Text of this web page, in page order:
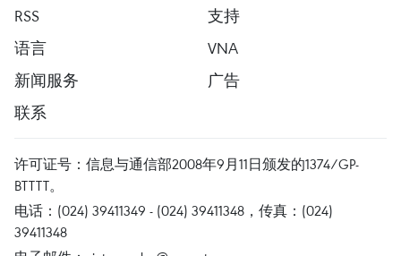
RSS
支持
语言
VNA
新闻服务
广告
联系
许可证号：信息与通信部2008年9月11日颁发的1374/GP-
BTTTT。
电话：(024) 39411349 - (024) 39411348，传真：(024)
39411348